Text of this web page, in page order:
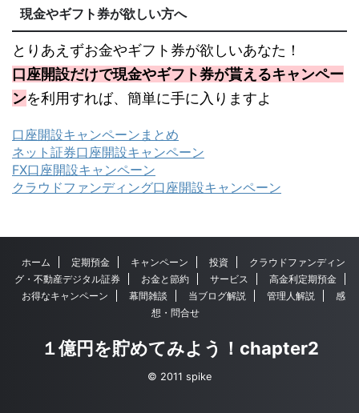
現金やギフト券が欲しい方へ
とりあえずお金やギフト券が欲しいあなた！
口座開設だけで現金やギフト券が貰えるキャンペー
ンを利用すれば、簡単に手に入りますよ
口座開設キャンペーンまとめ
ネット証券口座開設キャンペーン
FX口座開設キャンペーン
クラウドファンディング口座開設キャンペーン
ホーム 定期預金 キャンペーン 投資
クラウドファンディン
グ・不動産デジタル証券
お金と節約 サービス
高金利定期預金
お得なキャンペーン
幕間雑談 当ブログ解説 管理人解説
感
想・問合せ
１億円を貯めてみよう！chapter2
© 2011 spike